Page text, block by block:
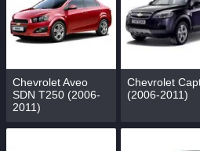
Chevrolet Aveo
SDN T250 (2006-
2011)
Chevrolet
(2006-2011)